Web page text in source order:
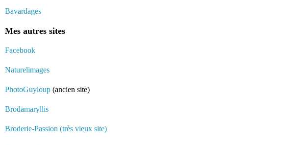
Bavardages
Mes autres sites
Facebook
Naturelimages
PhotoGuyloup (ancien site)
Brodamaryllis
Broderie-Passion (très vieux site)